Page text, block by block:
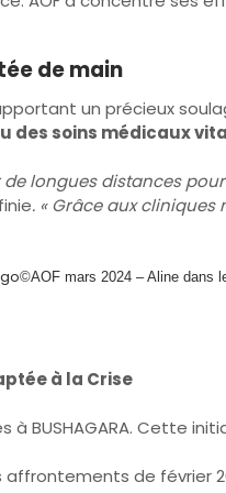
de main
un précieux
des soins médicaux
de longues distances
. « Grâce aux
©AOF mars 2024 – Aline dans
à la Crise
à BUSHAGARA. Cette
de février